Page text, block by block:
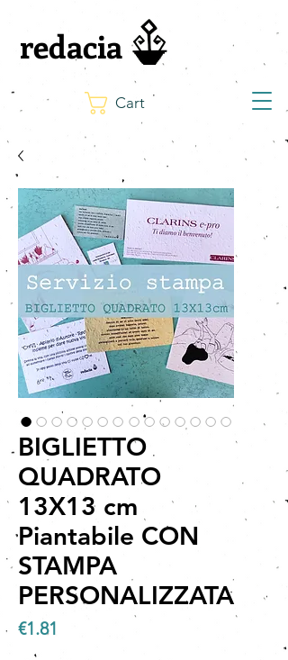
Cart
redacia
BIGLIETTO
QUADRATO
13X13 cm
Piantabile CON
STAMPA
PERSONALIZZATA
€1.81